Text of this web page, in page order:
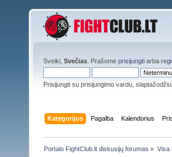
Sveiki, Svečias . Prašome prisijungti arba
Prisijungti su prisijungimo vardu,
Kategorijos Pagalba Kalendorius
Portalo FightClub.lt diskusijų forumas » Visa